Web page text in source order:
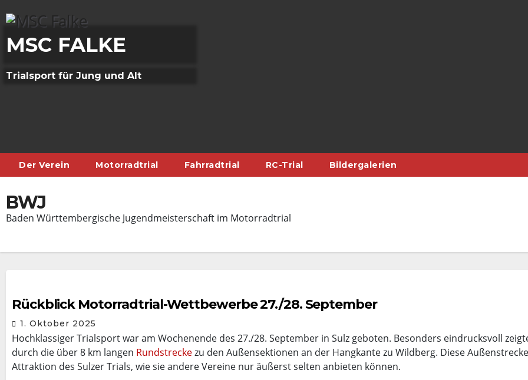
to
content
MSC FALKE
Trialsport für Jung und Alt
Der Verein Motorradtrial Fahrradtrial RC-Trial Bildergalerien
BWJ
Baden Württembergische Jugendmeisterschaft im Motorradtrial
Rückblick Motorradtrial-Wettbewerbe 27./28. September
1. Oktober 2025
Hochklassiger Trialsport war am Wochenende des 27./28. September in Sulz geboten. Besonders eindrucksvoll
durch die über 8 km langen Rundstreckezu den Außensektionen an der Hangkante zu Wildberg. Diese
Attraktion des Sulzer Trials, wie sie andere Vereine nur äußerst selten anbieten können.